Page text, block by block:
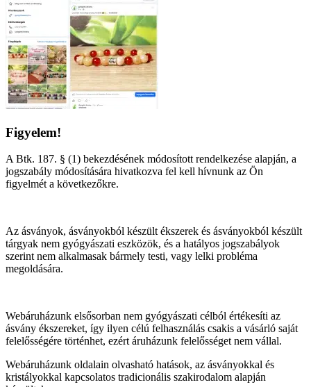
Figyelem!
A Btk. 187. § (1) bekezdésének módosított rendelkezése alapján, a
jogszabály módosítására hivatkozva fel kell hívnunk az Ön
figyelmét a következőkre.
Az ásványok, ásványokból készült ékszerek és ásványokból készült
tárgyak nem gyógyászati eszközök, és a hatályos jogszabályok
szerint nem alkalmasak bármely testi, vagy lelki probléma
megoldására.
Webáruházunk elsősorban nem gyógyászati célból értékesíti az
ásvány ékszereket, így ilyen célú felhasználás csakis a vásárló saját
felelősségére történhet, ezért áruházunk felelősséget nem vállal.
Webáruházunk oldalain olvasható hatások, az ásványokkal és
kristályokkal kapcsolatos tradicionális szakirodalom alapján